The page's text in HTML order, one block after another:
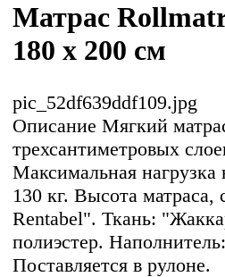
Матрас
180 x 200 см
pic_52df639ddf109.jpg
Описание Мягкий
трехсантиметровых
Максимальная нагрузка
130 кг. Высота
Rentabel". Ткань:
полиэстер.
Поставляется в рулоне.